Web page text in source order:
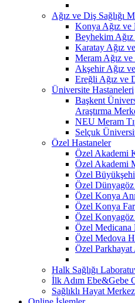
Ağız ve Diş Sağlığı
Konya Ağız ve
Beyhekim Ağız
Karatay Ağız
Meram Ağız ve
Akşehir Ağız
Ereğli Ağız ve
Üniversite Hastaneleri
Başkent
Araştırma
NEU Meram
Selçuk
Özel Hastaneler
Özel Akademi
Özel Akademi
Özel
Özel
Özel Konya
Özel Konya
Özel
Özel Medicana
Özel Medova
Özel Parkhayat
Halk Sağlığı
İlk Adım Ebe&Gebe
Sağlıklı Hayat